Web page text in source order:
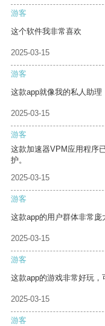
游客
这个软件我非常喜欢
2025-03-15
游客
这款app就像我的私人助理
2025-03-15
游客
这款加速器VPM应用程序
护。
2025-03-15
游客
这款app的用户群体非常庞
2025-03-15
游客
这款app的游戏非常好玩，
2025-03-15
游客